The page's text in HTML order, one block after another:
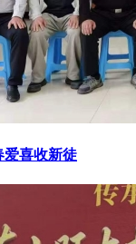
爱喜收新徒